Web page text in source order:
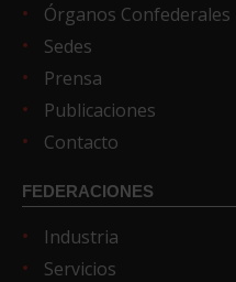
Órganos Confederales
Sedes
Prensa
Publicaciones
Contacto
FEDERACIONES
Industria
Servicios